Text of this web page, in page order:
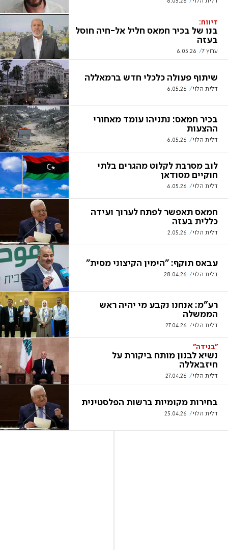
דיווח:
בנו של בכיר חמאס חליל אל-חיה חוסל
בעזה
ערוץ 7 6.05.26
שיתוף פעולה כלכלי חדש ברמאללה
דלית הלוי 6.05.26
בכיר חמאס: נתניהו עומד מאחורי
ההצעות
דלית הלוי 6.05.26
לוב מסרבת לקלוט מהגרים בלתי
חוקיים מסודאן
דלית הלוי 6.05.26
חמאס תאפשר לפתח לערוך ועידה
כללית בעזה
דלית הלוי 2.05.26
עבאס תוקף: "הימין הקיצוני מסית"
דלית הלוי 28.04.26
רע"מ: אנחנו נקבע מי יהיה ראש
הממשלה
דלית הלוי 27.04.26
"בגידה"
נשיא לבנון מותח ביקורת על
חיזבאללה
דלית הלוי 27.04.26
בחירות מקומיות ברשות הפלסטינית
דלית הלוי 25.04.26